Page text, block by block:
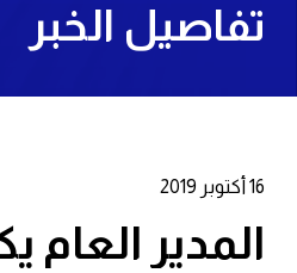
تفاصيل الخبر
16 أكتوبر 2019
المدير العام